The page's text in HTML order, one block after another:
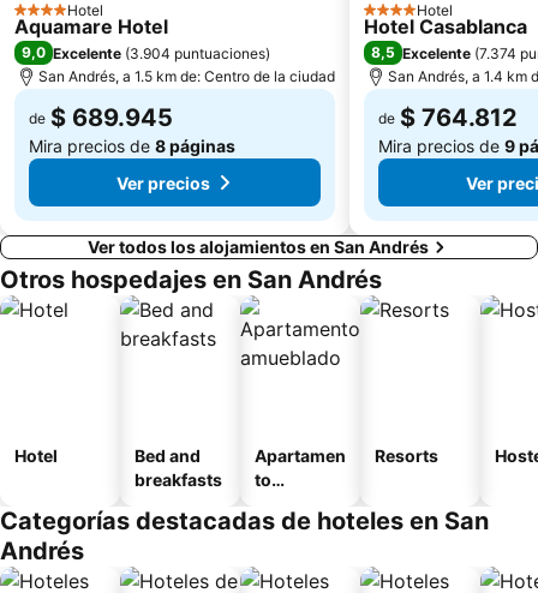
4 Estrellas
Hotel
Aquamare Hotel
9,0 Excelente (3.904 puntuaciones)
San Andrés, a 1.5 km de: Centro de la ciudad
de $ 689.945
Mira precios de 8 páginas
Ver precios
4 Estrellas
Hotel
Hotel Casablanca
8,5 Excelente (7.374
San Andrés, a 1.4 km
de $ 764.812
Mira precios de 9
Ver
Ver todos los alojamientos en San Andrés
Otros hospedajes en San Andrés
Hotel
Bed and
breakfasts
Apartamen
to
o
Resorts
Categorías destacadas de hoteles en San
Andrés